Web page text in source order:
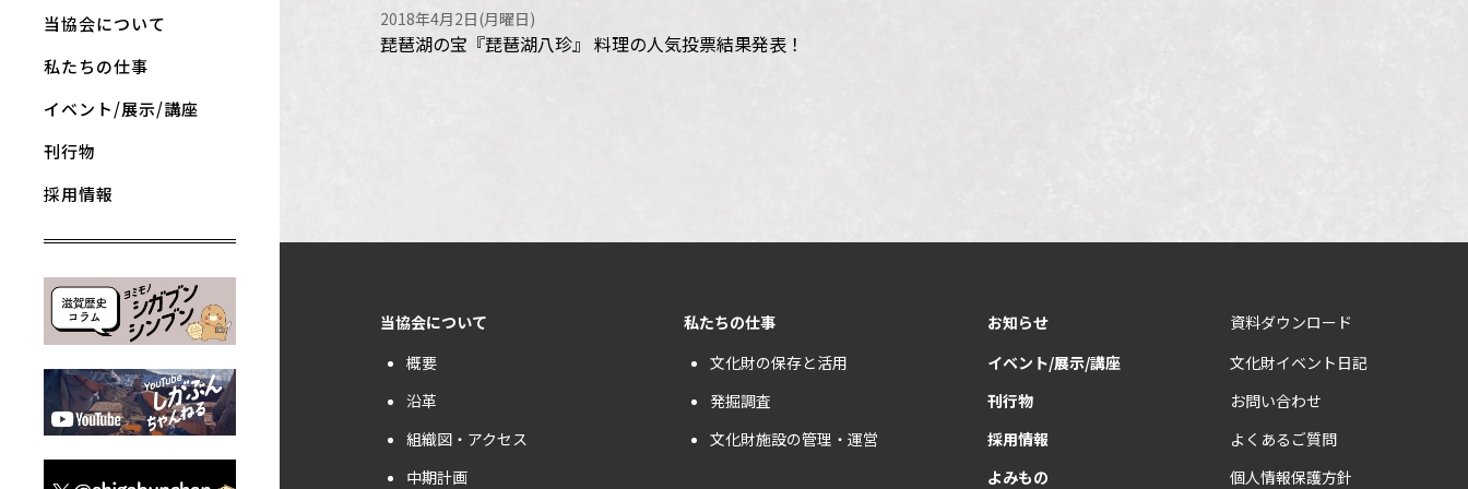
当協会について
私たちの仕事
イベント/展示/講座
刊行物
採用情報
2018年4月2日(月曜日)
琵琶湖の宝『琵琶湖八珍』 料理の人気投票結果発表！
当協会について
概要
沿革
組織図・アクセス
中期計画
私たちの仕事
文化財の保存と活用
発掘調査
文化財施設の管理・運営
お知らせ
イベント/展示/講座
刊行物
採用情報
よみもの
資料ダウンロード
文化財イベント日記
お問い合わせ
よくあるご質問
個人情報保護方針